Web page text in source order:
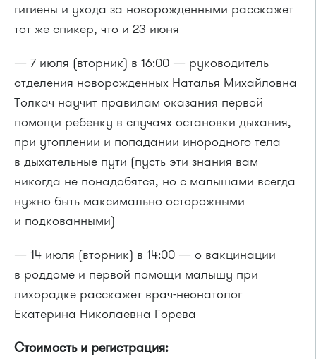
гигиены и ухода за новорожденными расскажет
тот же спикер, что и 23 июня
— 7 июля (вторник) в 16:00 — руководитель
отделения новорожденных Наталья Михайловна
Толкач научит правилам оказания первой
помощи ребенку в случаях остановки дыхания,
при утоплении и попадании инородного тела
в дыхательные пути (пусть эти знания вам
никогда не понадобятся, но с малышами всегда
нужно быть максимально осторожными
и подкованными)
— 14 июля (вторник) в 14:00 — о вакцинации
в роддоме и первой помощи малышу при
лихорадке расскажет врач-неонатолог
Екатерина Николаевна Горева
Стоимость и регистрация: